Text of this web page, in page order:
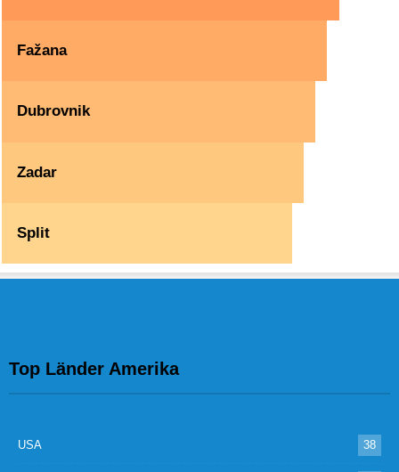
Fažana
Dubrovnik
Zadar
Split
Top Länder Amerika
USA 38